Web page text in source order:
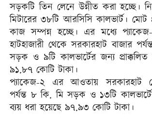
সড়কটি তিন লেনে উন্নীত করা হচ্ছে।
মিটারের ৩৮টি আরসিসি কালভার্ট।
কাজ সম্পন্ন হচ্ছে। এর মধ্যে
হাটহাজারী থেকে সরকারহাট বাজার
সড়ক ও ৯টি কালভার্টের জন্য
৯১.৮৭ কোটি টাকা।
প্যাকেজ-২ এর আওতায় সরকারহাট
পর্যন্ত ৮ কি. মি সড়ক ও ১৩টি
ব্যয় ধরা হয়েছে ৯৭.৯৩ কোটি টাকা।